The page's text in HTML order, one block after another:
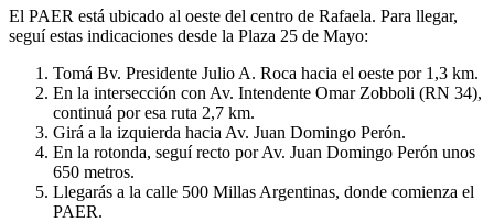
El PAER está ubicado al oeste del centro de Rafaela. Para llegar,
seguí estas indicaciones desde la Plaza 25 de Mayo:
Tomá Bv. Presidente Julio A. Roca hacia el oeste por 1,3 km.
En la intersección con Av. Intendente Omar Zobboli (RN 34),
continuá por esa ruta 2,7 km.
Girá a la izquierda hacia Av. Juan Domingo Perón.
En la rotonda, seguí recto por Av. Juan Domingo Perón unos
650 metros.
Llegarás a la calle 500 Millas Argentinas, donde comienza el
PAER.